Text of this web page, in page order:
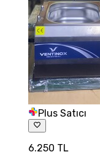
Plus Satıcı
6.250 TL